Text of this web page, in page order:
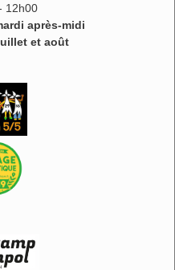
12h00
après-midi
et août